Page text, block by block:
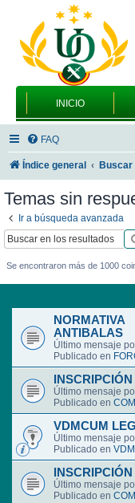
INICIO
FAQ
Índice general Buscar
Temas sin
Ir a búsqueda avanzada
Se encontraron más de 1000
ANTIBALAS
Último mensaje
Publicado en
Último mensaje
Publicado en
VDMCUM
Último mensaje
Publicado en
Último mensaje
Publicado en